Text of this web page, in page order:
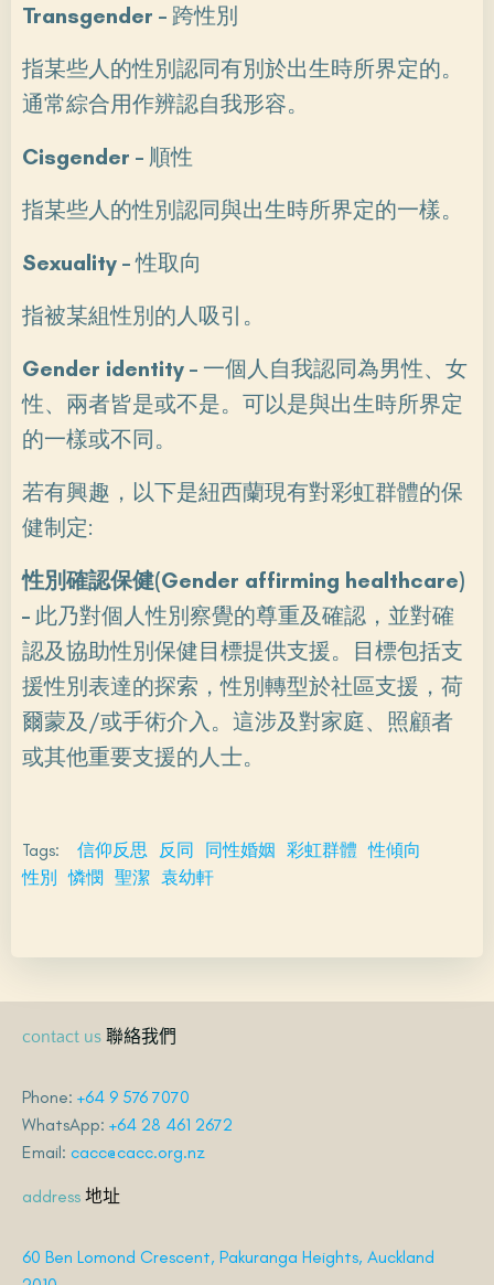
Transgender – 跨性別
指某些人的性別認同有別於出生時所界定的。
通常綜合用作辨認自我形容。
Cisgender – 順性
指某些人的性別認同與出生時所界定的一樣。
Sexuality –性取向
指被某組性別的人吸引。
Gender identity – 一個人自我認同為男性、女
性、兩者皆是或不是。可以是與出生時所界定
的一樣或不同。
若有興趣，以下是紐西蘭現有對彩虹群體的保
健制定:
性別確認保健(Gender affirming healthcare)
– 此乃對個人性別察覺的尊重及確認，並對確
認及協助性別保健目標提供支援。目標包括支
援性別表達的探索，性別轉型於社區支援，荷
爾蒙及/或手術介入。這涉及對家庭、照顧者
或其他重要支援的人士。
Tags: 信仰反思 反同 同性婚姻 彩虹群體 性傾向
性別 憐憫 聖潔 袁幼軒
contact us 聯絡我們
Phone: +64 9 576 7070
WhatsApp: +64 28 461 2672
Email: cacc@cacc.org.nz
address 地址
60 Ben Lomond Crescent, Pakuranga Heights, Auckland